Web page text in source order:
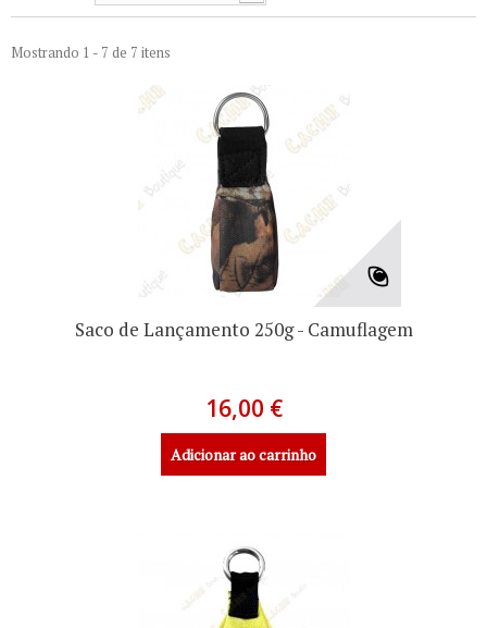
Mostrando 1 - 7 de 7 itens
Saco de Lançamento 250g - Camuflagem
16,00 €
Adicionar ao carrinho